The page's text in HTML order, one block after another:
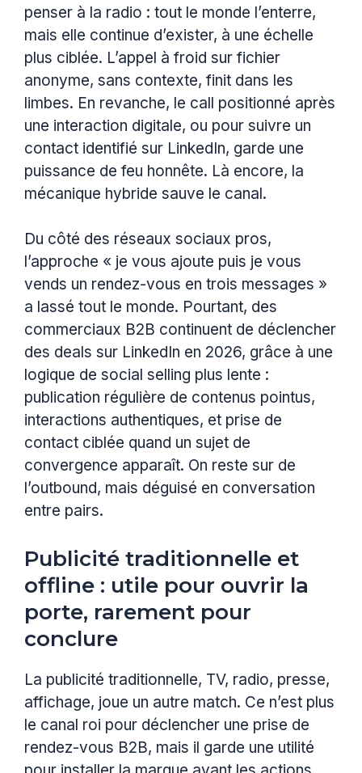
penser à la radio : tout le monde l’enterre,
mais elle continue d’exister, à une échelle
plus ciblée. L’appel à froid sur fichier
anonyme, sans contexte, finit dans les
limbes. En revanche, le call positionné après
une interaction digitale, ou pour suivre un
contact identifié sur LinkedIn, garde une
puissance de feu honnête. Là encore, la
mécanique hybride sauve le canal.
Du côté des réseaux sociaux pros,
l’approche « je vous ajoute puis je vous
vends un rendez-vous en trois messages »
a lassé tout le monde. Pourtant, des
commerciaux B2B continuent de déclencher
des deals sur LinkedIn en 2026, grâce à une
logique de social selling plus lente :
publication régulière de contenus pointus,
interactions authentiques, et prise de
contact ciblée quand un sujet de
convergence apparaît. On reste sur de
l’outbound, mais déguisé en conversation
entre pairs.
Publicité traditionnelle et
offline : utile pour ouvrir la
porte, rarement pour
conclure
La publicité traditionnelle, TV, radio, presse,
affichage, joue un autre match. Ce n’est plus
le canal roi pour déclencher une prise de
rendez-vous B2B, mais il garde une utilité